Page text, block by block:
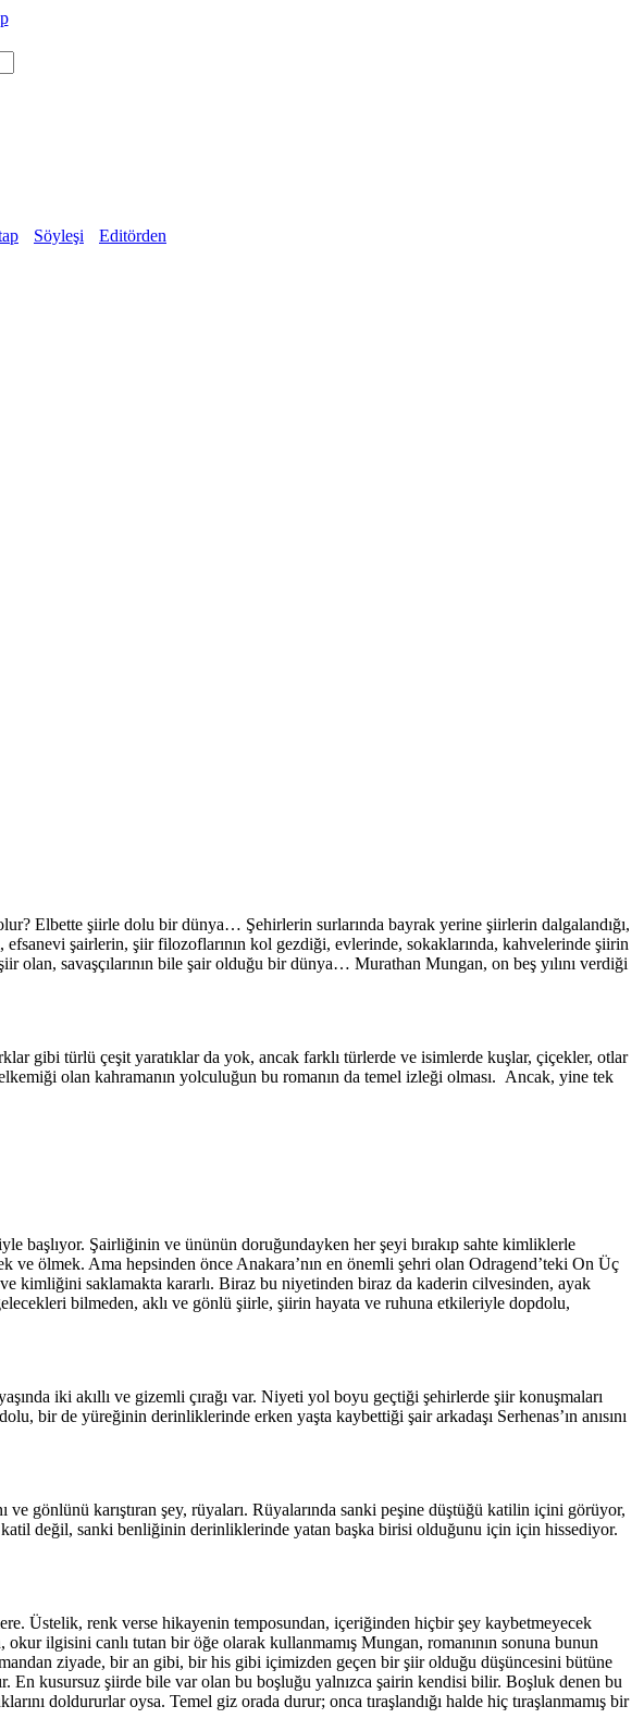
Söyleşi
Editörden
Elbette şiirle dolu bir dünya… Şehirlerin surlarında bayrak yerine şiirlerin dalgalandığı,
şairlerin, şiir filozoflarının kol gezdiği, evlerinde, sokaklarında, kahvelerinde şiirin
savaşçılarının bile şair olduğu bir dünya… Murathan Mungan, on beş yılını verdiği
gibi türlü çeşit yaratıklar da yok, ancak farklı türlerde ve isimlerde kuşlar, çiçekler, otlar
olan kahramanın yolculuğun bu romanın da temel izleği olması. Ancak, yine tek
başlıyor. Şairliğinin ve ününün doruğundayken her şeyi bırakıp sahte kimliklerle
ve ölmek. Ama hepsinden önce Anakara’nın en önemli şehri olan Odragend’teki On Üç
kimliğini saklamakta kararlı. Biraz bu niyetinden biraz da kaderin cilvesinden, ayak
bilmeden, aklı ve gönlü şiirle, şiirin hayata ve ruhuna etkileriyle dopdolu,
iki akıllı ve gizemli çırağı var. Niyeti yol boyu geçtiği şehirlerde şiir konuşmaları
bir de yüreğinin derinliklerinde erken yaşta kaybettiği şair arkadaşı Serhenas’ın anısını
ve gönlünü karıştıran şey, rüyaları. Rüyalarında sanki peşine düştüğü katilin içini görüyor,
değil, sanki benliğinin derinliklerinde yatan başka birisi olduğunu için için hissediyor.
Üstelik, renk verse hikayenin temposundan, içeriğinden hiçbir şey kaybetmeyecek
ilgisini canlı tutan bir öğe olarak kullanmamış Mungan, romanının sonuna bunun
ziyade, bir an gibi, bir his gibi içimizden geçen bir şiir olduğu düşüncesini bütüne
En kusursuz şiirde bile var olan bu boşluğu yalnızca şairin kendisi bilir. Boşluk denen bu
doldururlar oysa. Temel giz orada durur; onca tıraşlandığı halde hiç tıraşlanmamış bir